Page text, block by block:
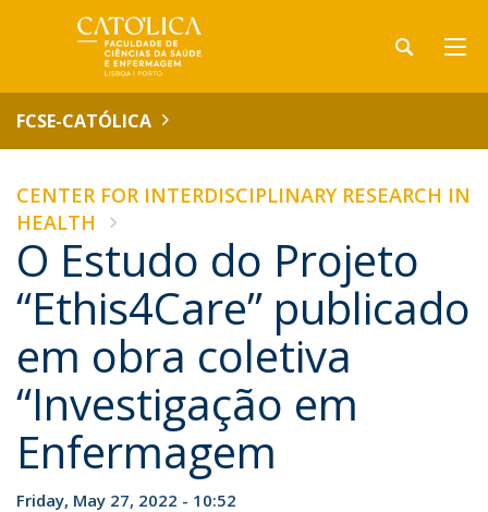
FCSE-CATÓLICA
CENTER FOR INTERDISCIPLINARY RESEARCH IN
HEALTH
O Estudo do Projeto
“Ethis4Care” publicado
em obra coletiva
“Investigação em
Enfermagem
Friday, May 27, 2022 - 10:52